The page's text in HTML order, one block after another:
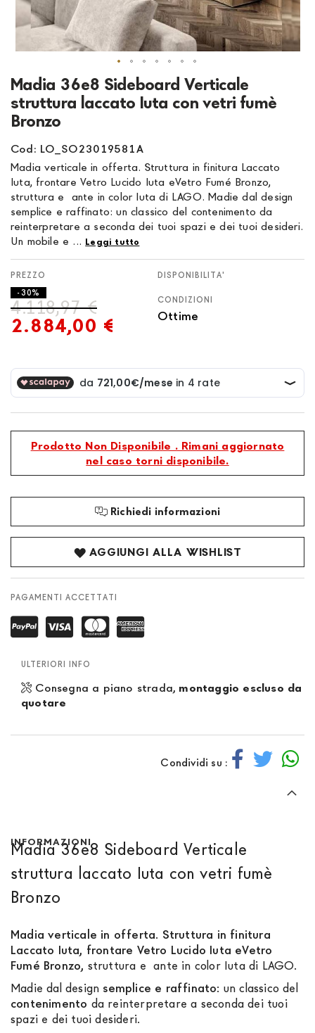
Madia 36e8 Sideboard Verticale
struttura laccato Iuta con vetri fumè
Bronzo
Cod: LO_SO23019581A
Madia verticale in offerta. Struttura in finitura Laccato
Iuta, frontare Vetro Lucido Iuta eVetro Fumé Bronzo,
struttura e ante in color Iuta di LAGO. Madie dal design
semplice e raffinato: un classico del contenimento da
reinterpretare a seconda dei tuoi spazi e dei tuoi desideri.
Un mobile e ... Leggi tutto
2.884,00 €
4.118,97 €
- 30%
DISPONIBILITA'
CONDIZIONI
Ottime
Prodotto Non Disponibile . Rimani aggiornato
nel caso torni disponibile.
Richiedi informazioni
AGGIUNGI ALLA WISHLIST
PAGAMENTI ACCETTATI
ULTERIORI INFO
Consegna a piano strada, montaggio escluso da
quotare
Condividi su :
Vai
all'inizio
della
galleria
immagini
INFORMAZIONI
Madia 36e8 Sideboard Verticale
struttura laccato Iuta con vetri fumè
Bronzo
Madia verticale in offerta. Struttura in finitura
Laccato Iuta, frontare Vetro Lucido Iuta eVetro
Fumé Bronzo, struttura e ante in color Iuta di LAGO.
Madie dal design semplice e raffinato: un classico del
contenimento da reinterpretare a seconda dei tuoi
spazi e dei tuoi desideri.